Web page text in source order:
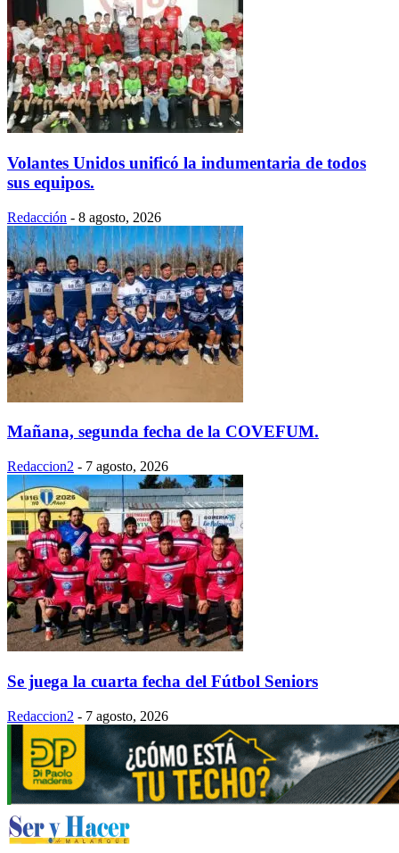
Volantes Unidos unificó la indumentaria de todos
sus equipos.
Redacción - 8 agosto, 2026
Mañana, segunda fecha de la COVEFUM.
Redaccion2 - 7 agosto, 2026
Se juega la cuarta fecha del Fútbol Seniors
Redaccion2 - 7 agosto, 2026